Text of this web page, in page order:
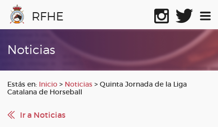
RFHE
Noticias
Estás en: Inicio > Noticias > Quinta Jornada de la Liga
Catalana de Horseball
Ir a Noticias